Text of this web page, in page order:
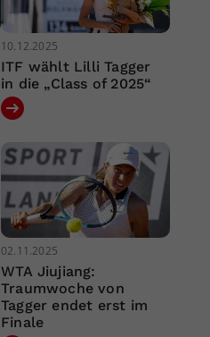
10.12.2025
ITF wählt Lilli Tagger
in die „Class of 2025“
02.11.2025
WTA Jiujiang:
Traumwoche von
Tagger endet erst im
Finale